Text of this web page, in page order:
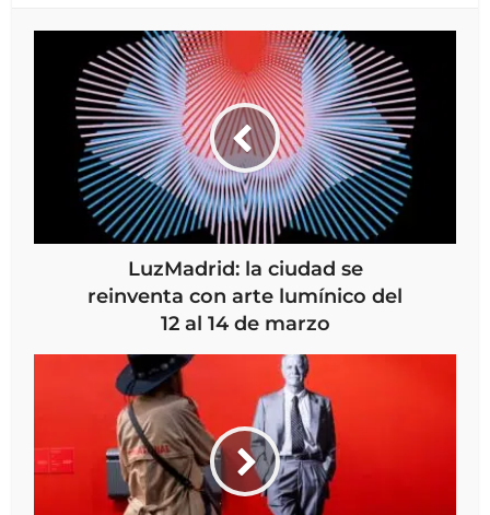
LuzMadrid: la ciudad se
reinventa con arte lumínico del
12 al 14 de marzo